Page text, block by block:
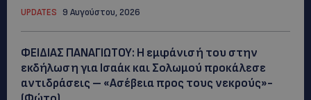
UPDATES 9 Αυγούστου, 2026
ΦΕΙΔΙΑΣ ΠΑΝΑΓΙΩΤΟΥ: Η εμφάνισή του στην
εκδήλωση για Ισαάκ και Σολωμού προκάλεσε
αντιδράσεις – «Ασέβεια προς τους νεκρούς»-